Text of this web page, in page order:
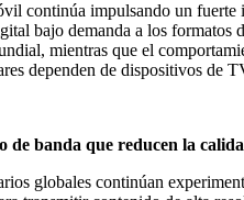
continúa impulsando un fuerte
bajo demanda a los formatos
mientras que el
dependen de dispositivos de
de banda que reducen la
globales continúan